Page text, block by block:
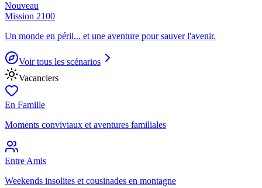
Nouveau
Mission 2100
Un monde en péril... et une aventure pour sauver l'avenir.
Voir tous les scénarios
Vacanciers
En Famille
Moments conviviaux et aventures familiales
Entre Amis
Weekends insolites et cousinades en montagne